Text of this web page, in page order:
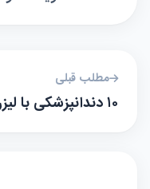
مطلب قبلی
۱۰ دندانپزشکی با لیزر در کرج: درمان بدون…